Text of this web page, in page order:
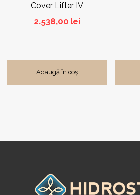
Cover Lifter IV
2.538,00 lei
Adaugă în coș